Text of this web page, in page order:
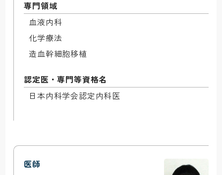
専門領域
血液内科
化学療法
造血幹細胞移植
認定医・専門等資格名
日本内科学会認定内科医
医師